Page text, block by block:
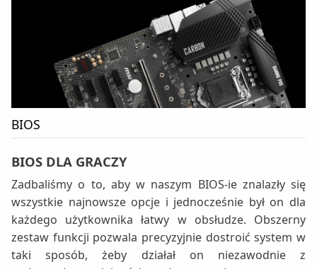
BIOS
BIOS DLA GRACZY
Zadbaliśmy o to, aby w naszym BIOS-ie znalazły się
wszystkie najnowsze opcje i jednocześnie był on dla
każdego użytkownika łatwy w obsłudze. Obszerny
zestaw funkcji pozwala precyzyjnie dostroić system w
taki sposób, żeby działał on niezawodnie z